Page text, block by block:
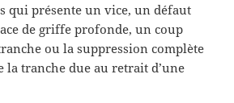
qui présente un vice, un défaut
de griffe profonde, un coup
ou la suppression complète
la tranche due au retrait d’une